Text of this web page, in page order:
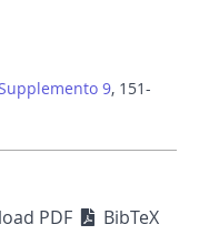
9, 151-
PDF BibTeX